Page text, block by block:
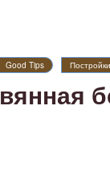
Good Tips Постройки